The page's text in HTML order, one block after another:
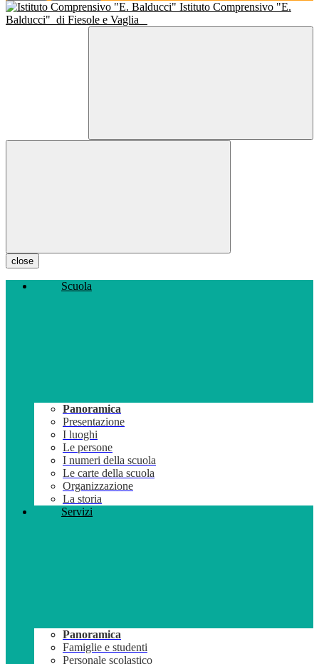
Istituto Comprensivo "E.
Balducci" di Fiesole e Vaglia
close
Scuola
Panoramica
Presentazione
I luoghi
Le persone
I numeri della scuola
Le carte della scuola
Organizzazione
La storia
Servizi
Panoramica
Famiglie e studenti
Personale scolastico